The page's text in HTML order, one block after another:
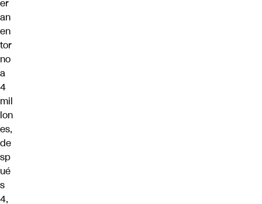
er
an
en
tor
no
a
4
mil
lon
es,
de
sp
ué
s
4,